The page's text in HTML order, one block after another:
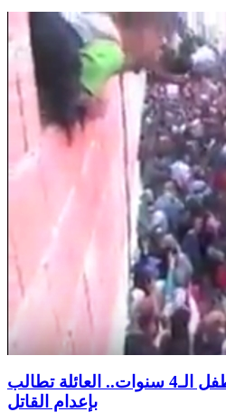
فيديو : خلال جنازة طفل الـ4 سنوات.. العائلة تطالب
بإعدام القاتل